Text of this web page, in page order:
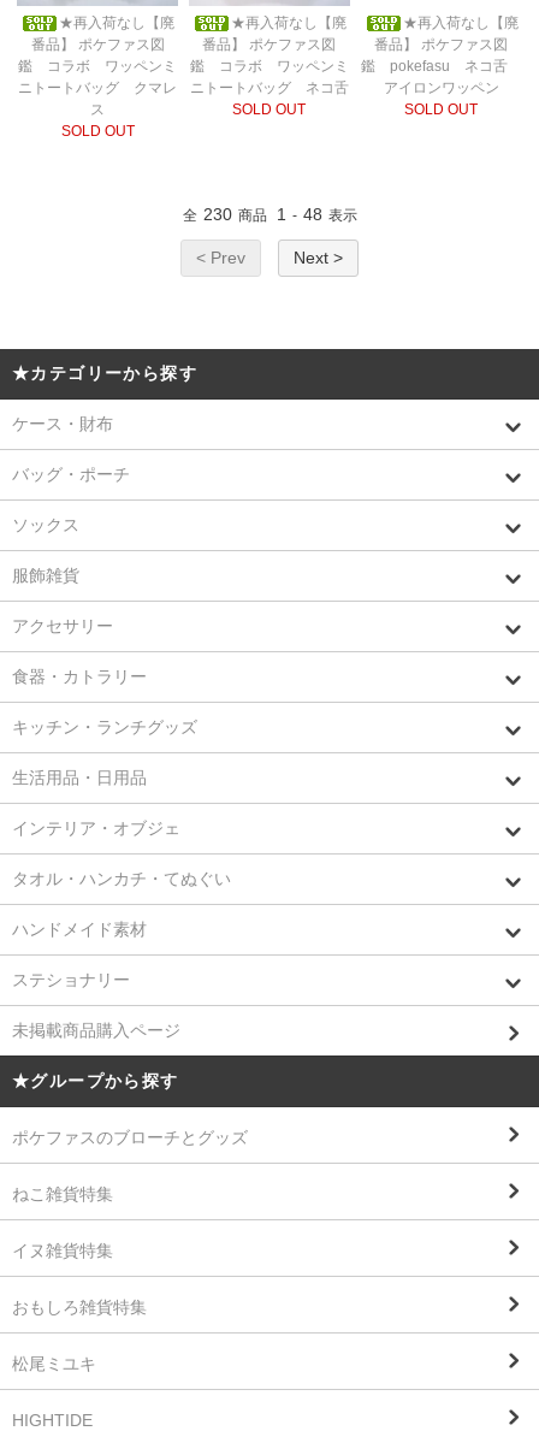
★再入荷なし【廃
番品】 ポケファス図
鑑 コラボ ワッペンミ
ニトートバッグ クマレ
ス
SOLD OUT
★再入荷なし【廃
番品】 ポケファス図
鑑 コラボ ワッペンミ
ニトートバッグ ネコ舌
SOLD OUT
★再入荷なし【廃
番品】 ポケファス図
鑑 pokefasu ネコ舌
アイロンワッペン
SOLD OUT
全 230 商品 1 - 48 表示
< Prev Next >
★カテゴリーから探す
ケース・財布
バッグ・ポーチ
ソックス
服飾雑貨
アクセサリー
食器・カトラリー
キッチン・ランチグッズ
生活用品・日用品
インテリア・オブジェ
タオル・ハンカチ・てぬぐい
ハンドメイド素材
ステショナリー
未掲載商品購入ページ
★グループから探す
ポケファスのブローチとグッズ
ねこ雑貨特集
イヌ雑貨特集
おもしろ雑貨特集
松尾ミユキ
HIGHTIDE